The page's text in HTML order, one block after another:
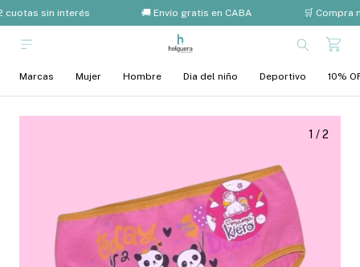
cuotas sin interés 🚚 Envío gratis en CABA 🛒 Compra
Marcas Mujer Hombre Dia del niño Deportivo 10%
1 /2